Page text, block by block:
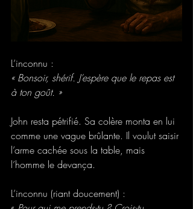
L’inconnu :
« Bonsoir, shérif. J’espère que le repas est
à ton goût. »
John resta pétrifié. Sa colère monta en lui
comme une vague brûlante. Il voulut saisir
l’arme cachée sous la table, mais
l’homme le devança.
L’inconnu (riant doucement) :